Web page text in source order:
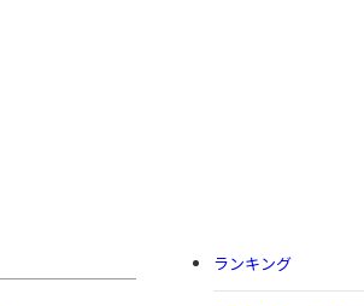
ランキング